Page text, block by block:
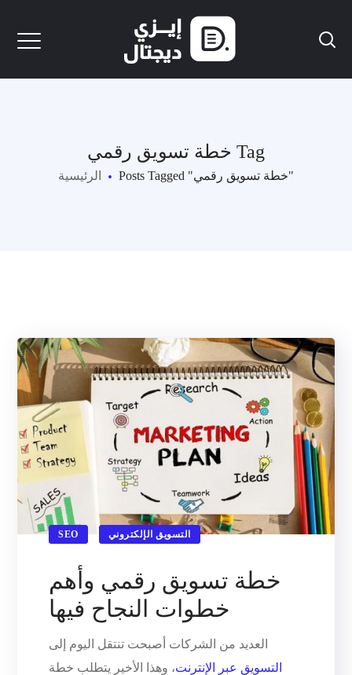
خطة تسويق رقمي Tag
الرئيسية Posts Tagged "خطة تسويق رقمي"
SEO التسويق الإلكتروني
خطة تسويق رقمي وأهم
خطوات النجاح فيها
العديد من الشركات أصبحت تنتقل اليوم إلى
التسويق عبر الإنترنت، وهذا الأخير يتطلب خطة